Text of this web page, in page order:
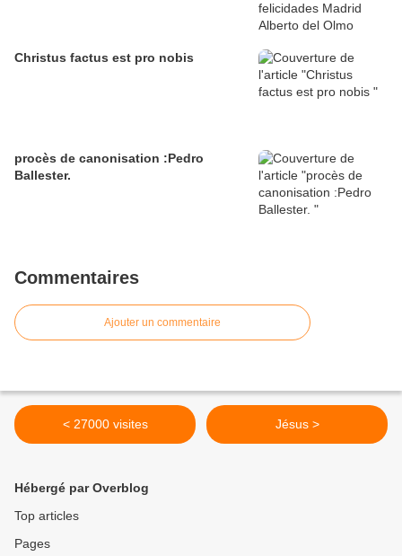
Christus factus est pro nobis
procès de canonisation :Pedro
Ballester.
Commentaires
Ajouter un commentaire
< 27000 visites Jésus >
Hébergé par Overblog
Top articles
Pages